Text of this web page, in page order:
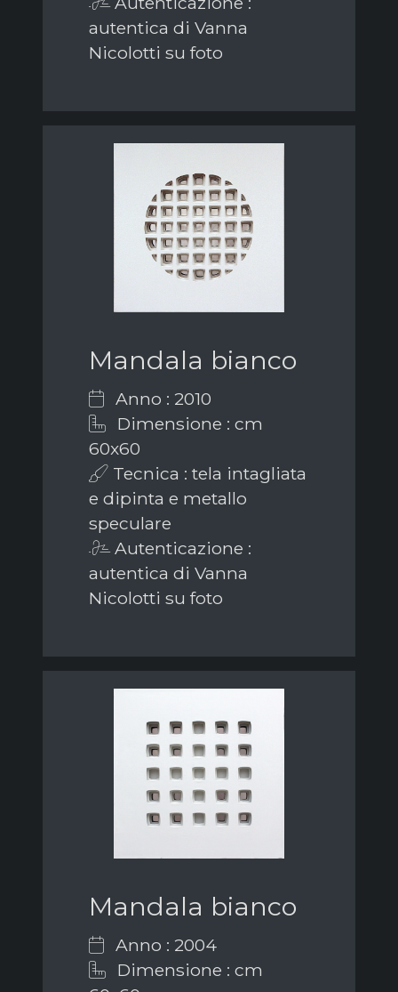
autentica di Vanna
Nicolotti su foto
Mandala bianco
Anno : 2010
Dimensione : cm
60x60
Tecnica : tela intagliata
e dipinta e metallo
speculare
Autenticazione :
autentica di Vanna
Nicolotti su foto
Mandala bianco
Anno : 2004
Dimensione : cm